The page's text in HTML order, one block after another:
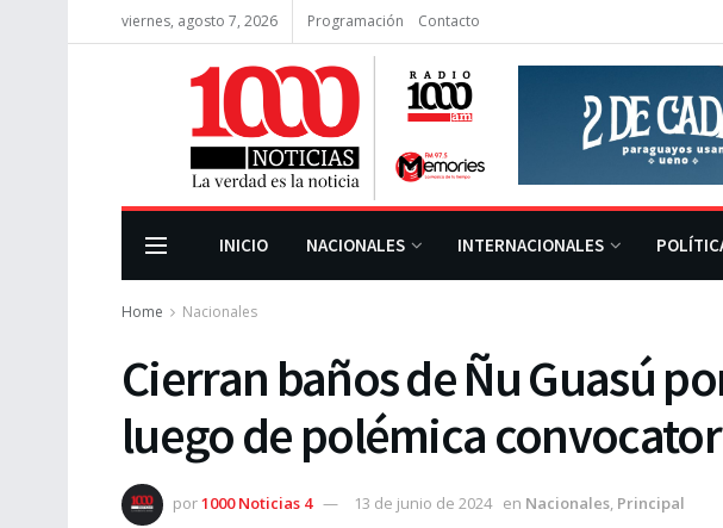
viernes, agosto 7, 2026 Programación Contacto
INICIO NACIONALES INTERNACIONALES
Home Nacionales
Cierran baños de Ñu Guasú
luego de polémica
por1000 Noticias 4 13 de junio de 2024 en Nacionales, Principal